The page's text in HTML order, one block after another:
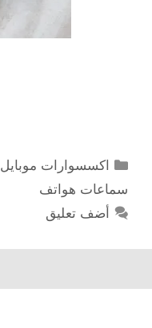
التصنيفات
اكسسوارات موبايل
سماعات هواتف
أضف تعليق